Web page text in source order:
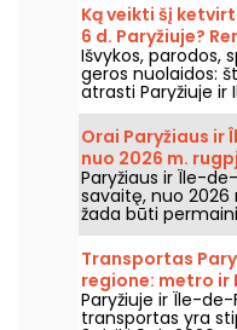
Ką veikti šį
6 d. Paryžiuje?
nereikėtų
Išvykos, parodos,
geros nuolaidos:
atrasti Paryžiuje
ketvirtadienį,
Orai Paryžiaus ir
nuo 2026 m.
Paryžiaus ir Île-
savaitę, nuo 2026
žada būti
pirmadienio, kai
temperatūros
šiltesnis ir
Transportas
regione: metro ir
m. rugpjūčio 3 d.
Paryžiuje ir Île-
transportas yra